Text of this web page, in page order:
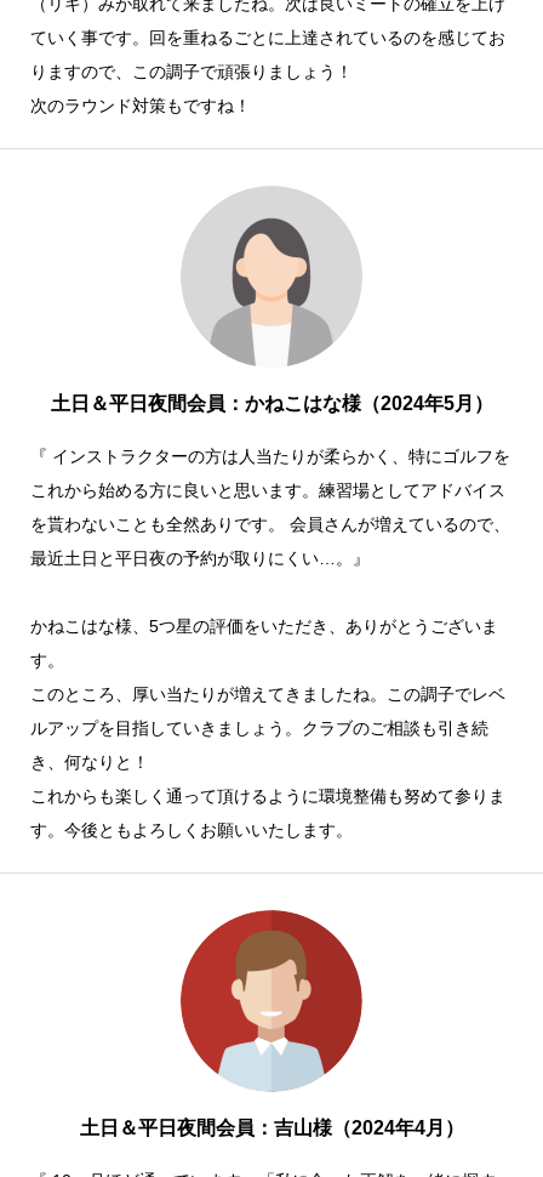
ていく事です。回を重ねるごとに上達されているのを感じてお
りますので、この調子で頑張りましょう！
次のラウンド対策もですね！
土日＆平日夜間会員：かねこはな様（2024年5月）
『 インストラクターの方は人当たりが柔らかく、特にゴルフを
これから始める方に良いと思います。練習場としてアドバイス
を貰わないことも全然ありです。 会員さんが増えているので、
最近土日と平日夜の予約が取りにくい…。』
かねこはな様、5つ星の評価をいただき、ありがとうございま
す。
このところ、厚い当たりが増えてきましたね。この調子でレベ
ルアップを目指していきましょう。クラブのご相談も引き続
き、何なりと！
これからも楽しく通って頂けるように環境整備も努めて参りま
す。今後ともよろしくお願いいたします。
土日＆平日夜間会員：吉山様（2024年4月）